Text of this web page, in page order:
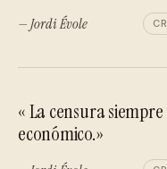
— Jordi Évole
« La censura
económico.»